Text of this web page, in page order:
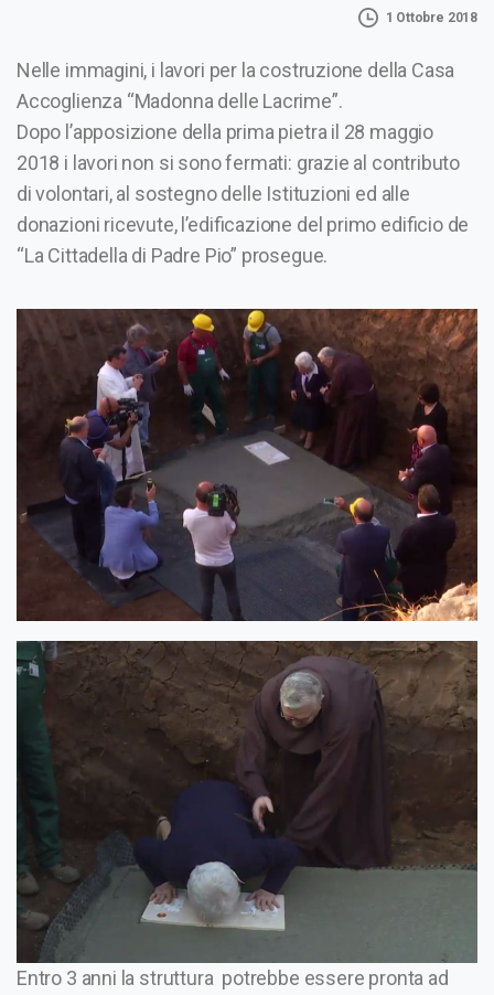
1 Ottobre 2018
Nelle immagini, i lavori per la costruzione della Casa
Accoglienza “Madonna delle Lacrime”.
Dopo l’apposizione della prima pietra il 28 maggio
2018 i lavori non si sono fermati: grazie al contributo
di volontari, al sostegno delle Istituzioni ed alle
donazioni ricevute, l’edificazione del primo edificio de
“La Cittadella di Padre Pio” prosegue.
Entro 3 anni la struttura potrebbe essere pronta ad